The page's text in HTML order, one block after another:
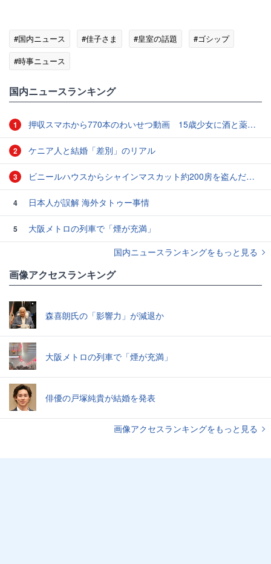
#国内ニュース #佳子さま #皇室の話題
#ゴシップ
#時事ニュース
国内ニュースランキング
1 押収スマホから770本のわいせつ動画 15歳少女に酒と薬飲ませ性的暴行か 54歳男を再逮捕 「薬もありますよ」とSNSで誘い出し
2 ケニア人と結婚「差別」のリアル
3 ビニールハウスからシャインマスカット約200房を盗んだ疑い ネットで販売か 無職の男（42）逮捕 岡山県警
4 日本人が誤解 海外タトゥー事情
5
大阪メトロの列車で「煙が充満」
国内ニュースランキングをもっと見る
画像アクセスランキング
森喜朗氏の「影響力」が減退か
大阪メトロの列車で「煙が充満」
俳優の戸塚純貴が結婚を発表
画像アクセスランキングをもっと見る